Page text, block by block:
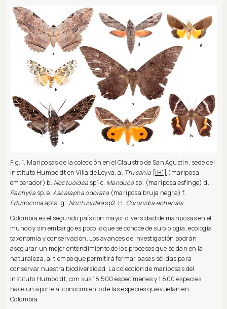
Fig. 1. Mariposas de la colección en el Claustro de San Agustín, sede del
Instituto Humboldt en Villa de Leyva. a. Thysania [IH1] (mariposa
emperador) b. Noctuoidea sp1 c. Manduca sp. (mariposa esfinge) d.
Pachylia sp. e.Ascalapha odorata (mariposa bruja negra) f.
Edudocimaapta. g. Noctuoideasp2. H. Coronidia echenais.
Colombia es el segundo país con mayor diversidad de mariposas en el
mundo y sin embargo es poco lo que se conoce de su biología, ecología,
taxonomía y conservación. Los avances de investigación podrán
asegurar un mejor entendimiento de los procesos que se dan en la
naturaleza, al tiempo que permitirá formar bases sólidas para
conservar nuestra biodiversidad. La colección de mariposas del
Instituto Humboldt, con sus 18.500 especímenes y 1.800 especies,
hace un aporte al conocimiento de las especies que vuelan en
Colombia.